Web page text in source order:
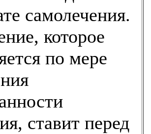
самолечения.
которое
по мере
ставит перед